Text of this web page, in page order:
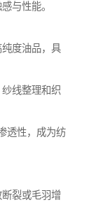
与性能。
度油品，具
线整理和织
透性，成为纺
裂或毛羽增